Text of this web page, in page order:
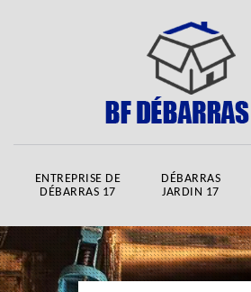
ENTREPRISE DE
DÉBARRAS 17
DÉBARRAS
JARDIN 17